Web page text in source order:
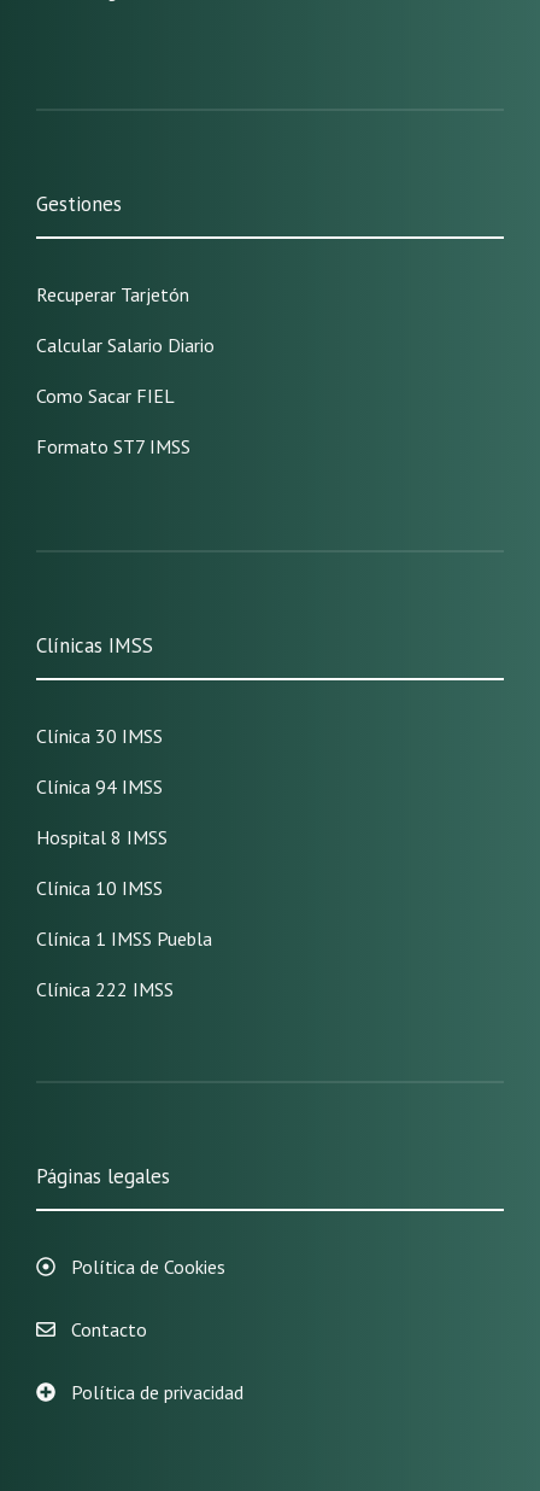
Gestiones
Recuperar Tarjetón
Calcular Salario Diario
Como Sacar FIEL
Formato ST7 IMSS
Clínicas IMSS
Clínica 30 IMSS
Clínica 94 IMSS
Hospital 8 IMSS
Clínica 10 IMSS
Clínica 1 IMSS Puebla
Clínica 222 IMSS
Páginas legales
Política de Cookies
Contacto
Política de privacidad